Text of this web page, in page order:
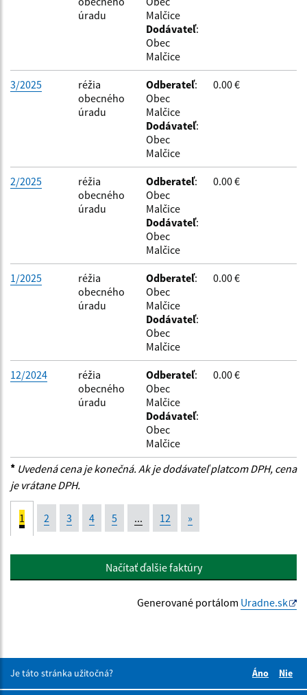
úradu
Malčice
Dodávateľ:
Obec
Malčice
3/2025
réžia
obecného
úradu
Odberateľ:
Obec
Malčice
Dodávateľ:
Obec
Malčice
0.00 €
2/2025
réžia
obecného
úradu
Odberateľ:
Obec
Malčice
Dodávateľ:
Obec
Malčice
0.00 €
1/2025
réžia
obecného
úradu
Odberateľ:
Obec
Malčice
Dodávateľ:
Obec
Malčice
0.00 €
12/2024
réžia
obecného
úradu
Odberateľ:
Obec
Malčice
Dodávateľ:
Obec
Malčice
0.00 €
* Uvedená cena je konečná. Ak je dodávateľ platcom DPH, cena
je vrátane DPH.
1 2 3 4 5 ... 12 »
Načítať ďalšie faktúry
Generované portálom Uradne.sk
Je táto stránka užitočná?
Áno
Nie